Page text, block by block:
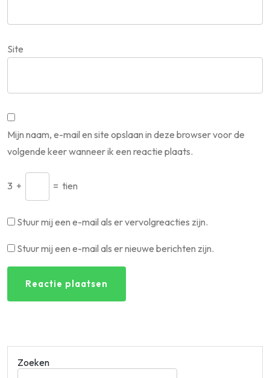
Site
Mijn naam, e-mail en site opslaan in deze browser voor de
volgende keer wanneer ik een reactie plaats.
3 + = tien
Stuur mij een e-mail als er vervolgreacties zijn.
Stuur mij een e-mail als er nieuwe berichten zijn.
Zoeken